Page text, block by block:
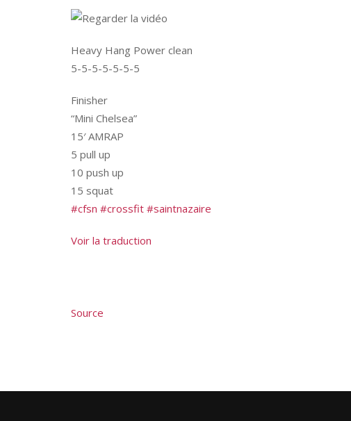
Heavy Hang Power clean
5-5-5-5-5-5-5
Finisher
“Mini Chelsea”
15′ AMRAP
5 pull up
10 push up
15 squat
#cfsn #crossfit #saintnazaire
Voir la traduction
Source